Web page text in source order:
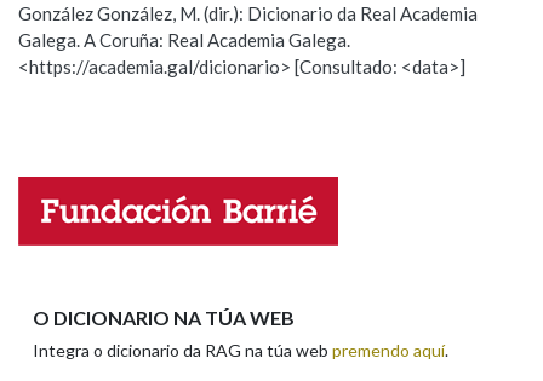
LIMPAR BUSCA
Observación Hai un erro na palabra
Propoño mellorar a definición
Nome
González González, M. (dir.): Dicionario da Real Academia
Galega. A Coruña: Real Academia Galega.
<https://academia.gal/dicionario> [Consultado: <data>]
O DICIONARIO NA TÚA WEB
Integra o dicionario da RAG na túa web premendo aquí.